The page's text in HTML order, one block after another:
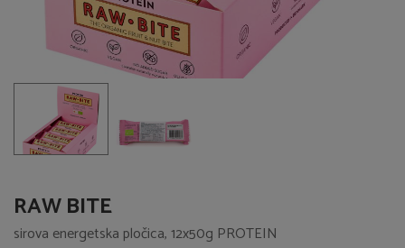
RAW BITE
sirova energetska pločica, 12x50g PROTEIN